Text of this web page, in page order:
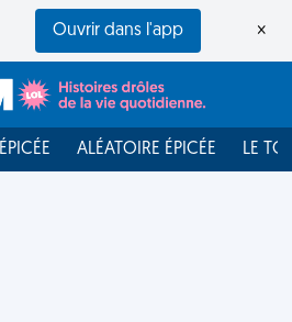
Ouvrir dans l'app ×
ÉPICÉE ALÉATOIRE ÉPICÉE LE